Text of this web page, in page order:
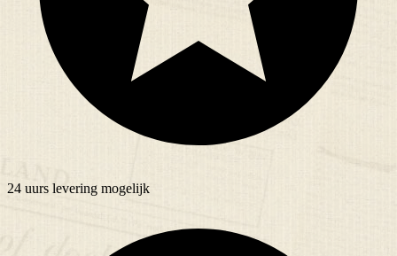
24 uurs levering mogelijk